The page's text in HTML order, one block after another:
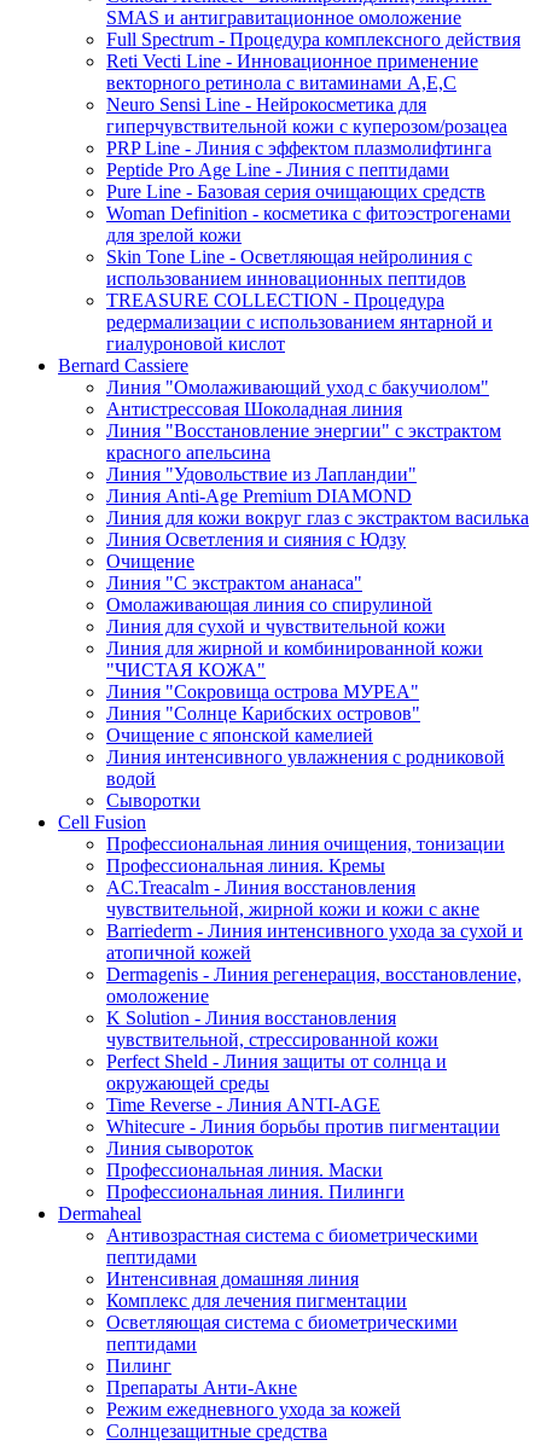
SMAS и антигравитационное омоложение
Full Spectrum - Процедура комплексного действия
Reti Vecti Line - Инновационное применение
векторного ретинола с витаминами A,Е,С
Neuro Sensi Line - Нейрокосметика для
гиперчувствительной кожи с куперозом/розацеа
PRP Line - Линия с эффектом плазмолифтинга
Peptide Pro Age Line - Линия с пептидами
Pure Line - Базовая серия очищающих средств
Woman Definition - косметика с фитоэстрогенами
для зрелой кожи
Skin Tone Line - Осветляющая нейролиния с
использованием инновационных пептидов
TREASURE COLLECTION - Процедура
редермализации с использованием янтарной и
гиалуроновой кислот
Bernard Cassiere
Линия "Омолаживающий уход с бакучиолом"
Антистрессовая Шоколадная линия
Линия "Восстановление энергии" с экстрактом
красного апельсина
Линия "Удовольствие из Лапландии"
Линия Anti-Age Premium DIAMOND
Линия для кожи вокруг глаз с экстрактом василька
Линия Осветления и сияния с Юдзу
Очищение
Линия "С экстрактом ананаса"
Омолаживающая линия со спирулиной
Линия для сухой и чувствительной кожи
Линия для жирной и комбинированной кожи
"ЧИСТАЯ КОЖА"
Линия "Сокровища острова МУРЕА"
Линия "Солнце Карибских островов"
Очищение с японской камелией
Линия интенсивного увлажнения с родниковой
водой
Сыворотки
Cell Fusion
Профессиональная линия очищения, тонизации
Профессиональная линия. Кремы
AC.Treacalm - Линия восстановления
чувствительной, жирной кожи и кожи с акне
Barriederm - Линия интенсивного ухода за сухой и
атопичной кожей
Dermagenis - Линия регенерация, восстановление,
омоложение
K Solution - Линия восстановления
чувствительной, стрессированной кожи
Perfect Sheld - Линия защиты от солнца и
окружающей среды
Time Reverse - Линия ANTI-AGE
Whitecure - Линия борьбы против пигментации
Линия сывороток
Профессиональная линия. Маски
Профессиональная линия. Пилинги
Dermaheal
Антивозрастная система с биометрическими
пептидами
Интенсивная домашняя линия
Комплекс для лечения пигментации
Осветляющая система с биометрическими
пептидами
Пилинг
Препараты Анти-Акне
Режим ежедневного ухода за кожей
Солнцезащитные средства